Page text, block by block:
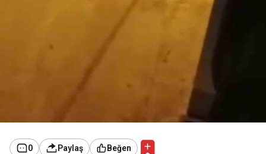
0 Paylaş Beğen